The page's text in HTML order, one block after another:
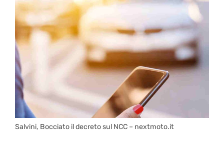
Salvini, Bocciato il decreto sul NCC – nextmoto.it